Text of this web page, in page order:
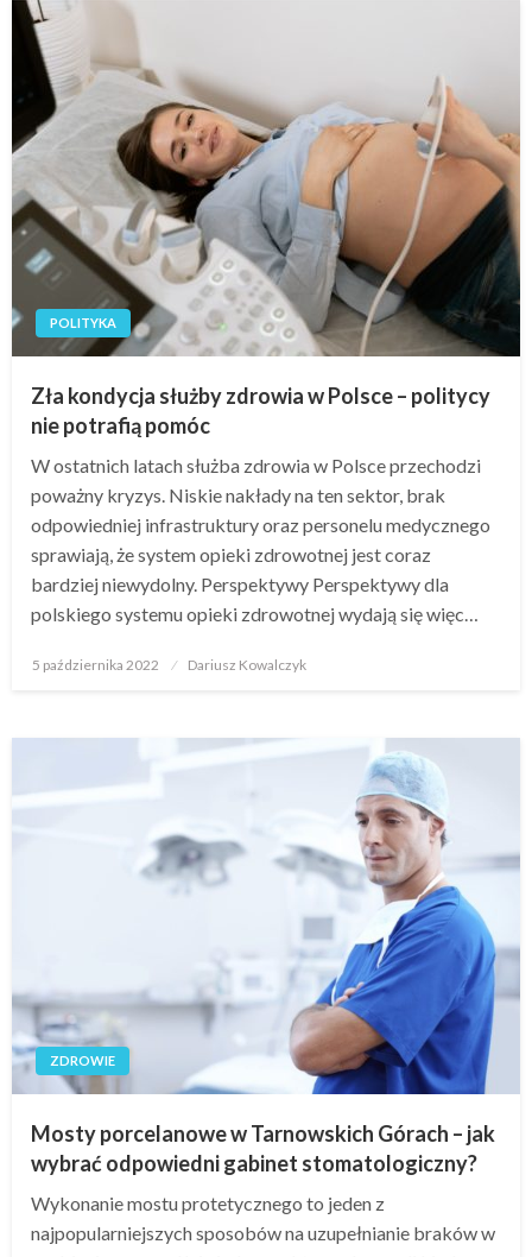
POLITYKA
Zła kondycja służby zdrowia w Polsce – politycy
nie potrafią pomóc
W ostatnich latach służba zdrowia w Polsce przechodzi
poważny kryzys. Niskie nakłady na ten sektor, brak
odpowiedniej infrastruktury oraz personelu medycznego
sprawiają, że system opieki zdrowotnej jest coraz
bardziej niewydolny. Perspektywy Perspektywy dla
polskiego systemu opieki zdrowotnej wydają się więc…
Opublikowane
5 października 2022 Dariusz Kowalczyk
ZDROWIE
Mosty porcelanowe w Tarnowskich Górach – jak
wybrać odpowiedni gabinet stomatologiczny?
Wykonanie mostu protetycznego to jeden z
najpopularniejszych sposobów na uzupełnianie braków w